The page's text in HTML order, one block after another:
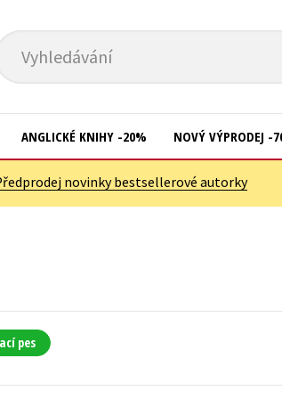
Vyhledávání
ANGLICKÉ KNIHY -20% NOVÝ VÝPRODEJ -
novinky bestsellerové autorky
pes